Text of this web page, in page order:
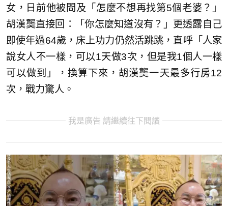
女，日前他被問及「怎麼不想再找第5個老婆？」
胡漢龑直接回：「你怎麼知道沒有？」更透露自己
即使年過64歲，床上功力仍然活跳跳，直呼「人家
說女人不一樣，可以1天做3次，但是我1個人一樣
可以做到」，換算下來，胡漢龑一天最多行房12
次，戰力驚人。
我是廣告 請繼續往下閱讀